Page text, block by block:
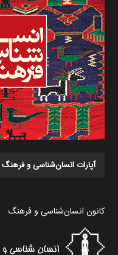
آپارات انسان‌شناسی و فرهنگ
کانون انسان‌شناسی و فرهنگ